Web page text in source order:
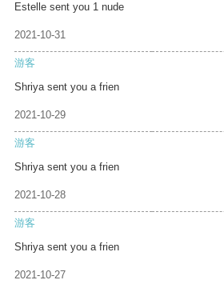
Estelle sent you 1 nude
2021-10-31
游客
Shriya sent you a frien
2021-10-29
游客
Shriya sent you a frien
2021-10-28
游客
Shriya sent you a frien
2021-10-27